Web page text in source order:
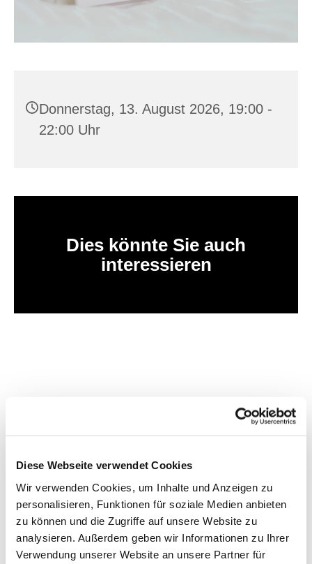
Diese Webseite verwendet Cookies
Wir verwenden Cookies, um Inhalte und Anzeigen zu
personalisieren, Funktionen für soziale Medien anbieten
zu können und die Zugriffe auf unsere Website zu
analysieren. Außerdem geben wir Informationen zu Ihrer
Verwendung unserer Website an unsere Partner für
Donnerstag, 13. August 2026, 19:00 -
22:00 Uhr
Dies könnte Sie auch
interessieren